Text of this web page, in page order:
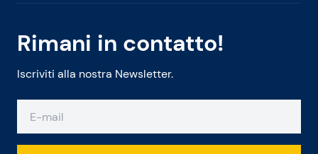
Rimani in contatto!
Iscriviti alla nostra Newsletter.